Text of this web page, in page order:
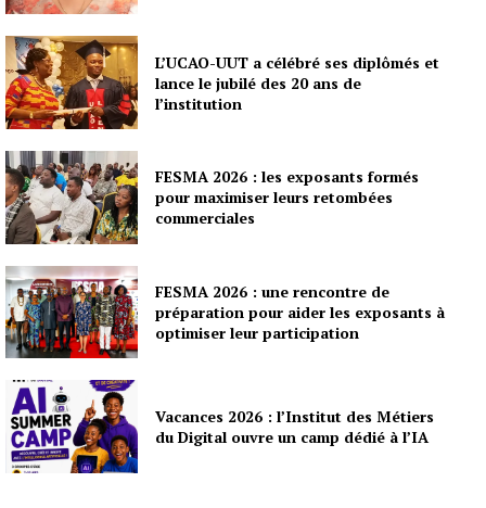
L’UCAO-UUT a célébré ses diplômés et
lance le jubilé des 20 ans de
l’institution
FESMA 2026 : les exposants formés
pour maximiser leurs retombées
commerciales
FESMA 2026 : une rencontre de
préparation pour aider les exposants à
optimiser leur participation
Vacances 2026 : l’Institut des Métiers
du Digital ouvre un camp dédié à l’IA